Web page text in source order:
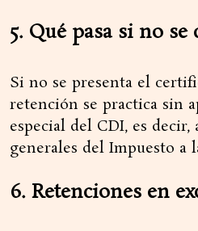
5. Qué pasa si no se
Si no se presenta el
retención se practica sin
especial del CDI, es decir,
generales del Impuesto a
6. Retenciones en